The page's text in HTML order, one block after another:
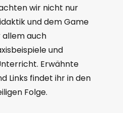
wir nicht nur
und dem Game
allem auch
und
Erwähnte
Links findet ihr in den
Folge.